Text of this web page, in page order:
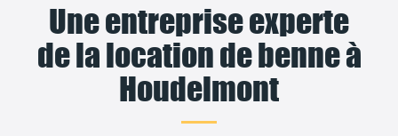
Une entreprise experte
de la location de benne à
Houdelmont